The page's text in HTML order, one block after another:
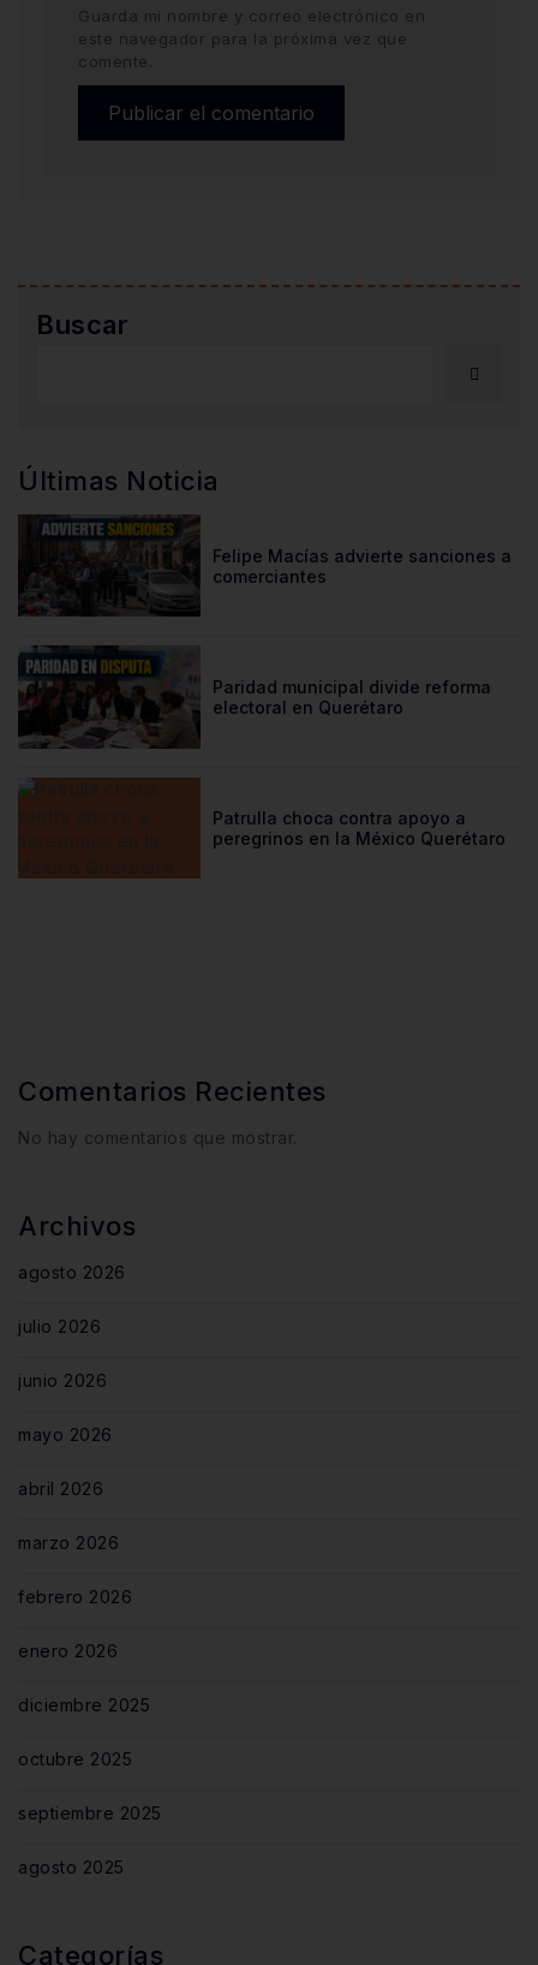
Guarda mi nombre y correo electrónico en
este navegador para la próxima vez que
comente.
Buscar
Últimas Noticia
Felipe Macías advierte sanciones a
comerciantes
Paridad municipal divide reforma
electoral en Querétaro
Patrulla choca contra apoyo a
peregrinos en la México Querétaro
Comentarios Recientes
No hay comentarios que mostrar.
Archivos
agosto 2026
julio 2026
junio 2026
mayo 2026
abril 2026
marzo 2026
febrero 2026
enero 2026
diciembre 2025
octubre 2025
septiembre 2025
agosto 2025
Categorías